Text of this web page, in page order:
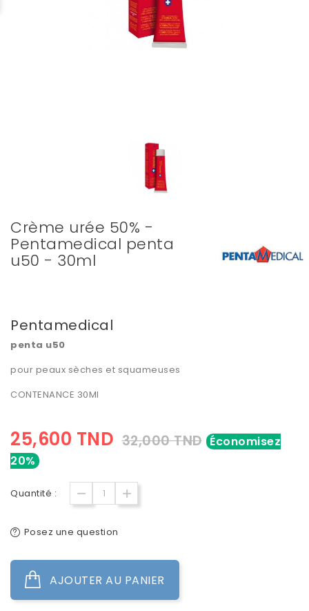
Crème urée 50% -
Pentamedical penta
u50 - 30ml
Pentamedical
penta u50
pour peaux sèches et squameuses
CONTENANCE 30Ml
25,600 TND 32,000 TND Économisez
20%
Quantité :
Posez une question
AJOUTER AU PANIER